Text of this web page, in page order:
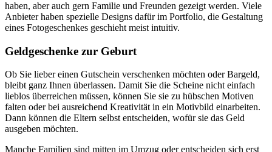
haben, aber auch gern Familie und Freunden gezeigt werden. Viele
Anbieter haben spezielle Designs dafür im Portfolio, die Gestaltung
eines Fotogeschenkes geschieht meist intuitiv.
Geldgeschenke zur Geburt
Ob Sie lieber einen Gutschein verschenken möchten oder Bargeld,
bleibt ganz Ihnen überlassen. Damit Sie die Scheine nicht einfach
lieblos überreichen müssen, können Sie sie zu hübschen Motiven
falten oder bei ausreichend Kreativität in ein Motivbild einarbeiten.
Dann können die Eltern selbst entscheiden, wofür sie das Geld
ausgeben möchten.
Manche Familien sind mitten im Umzug oder entscheiden sich erst